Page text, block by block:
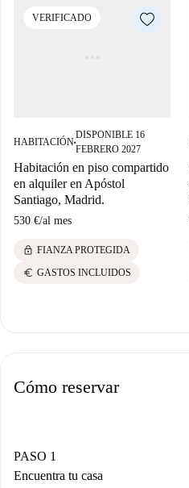
VERIFICADO
HABITACIÓN■
DISPONIBLE 16
FEBRERO 2027
Habitación en piso compartido
en alquiler en Apóstol
Santiago, Madrid.
530 €/al mes
lock FIANZA PROTEGIDA
euro GASTOS INCLUIDOS
Cómo reservar
PASO 1
Encuentra tu casa